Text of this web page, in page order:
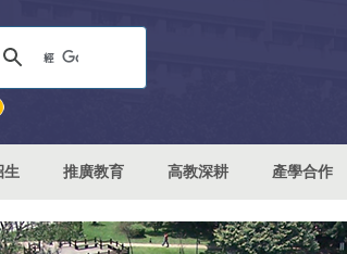
生 推廣教育 高教深耕 產學合作